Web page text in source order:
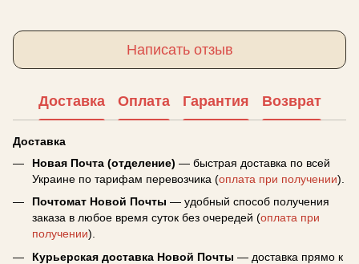
Написать отзыв
Доставка Оплата Гарантия Возврат
Доставка
Новая Почта (отделение) — быстрая доставка по всей
Украине по тарифам перевозчика (оплата при получении).
Почтомат Новой Почты — удобный способ получения
заказа в любое время суток без очередей (оплата при
получении).
Курьерская доставка Новой Почты — доставка прямо к